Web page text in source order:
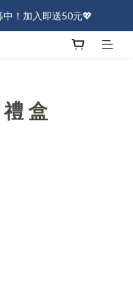
中！加入即送50元💖
中！加入即送50元💖
盒